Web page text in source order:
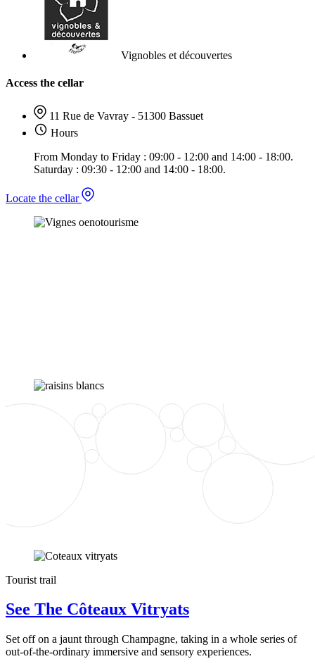
Vignobles et découvertes
Access the cellar
11 Rue de Vavray - 51300 Bassuet
Hours
From Monday to Friday : 09:00 - 12:00 and 14:00 - 18:00.
Saturday : 09:30 - 12:00 and 14:00 - 18:00.
Locate the cellar
Tourist trail
See The Côteaux Vitryats
Set off on a jaunt through Champagne, taking in a whole series of
out-of-the-ordinary immersive and sensory experiences.